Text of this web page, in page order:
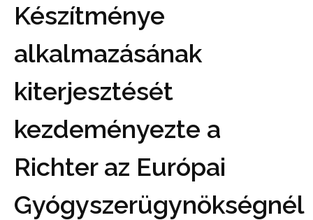
Készítménye
alkalmazásának
kiterjesztését
kezdeményezte a
Richter az Európai
Gyógyszerügynökségnél